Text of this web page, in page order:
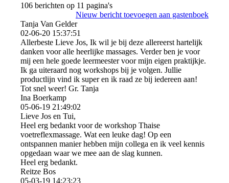
106 berichten op 11 pagina's
Nieuw bericht toevoegen aan gastenboek
Tanja Van Gelder
02-06-20 15:37:51
Allerbeste Lieve Jos, Ik wil je bij deze allereerst hartelijk
danken voor alle heerlijke massages. Verder ben je voor
mij een hele goede leermeester voor mijn eigen praktijkje.
Ik ga uiteraard nog workshops bij je volgen. Jullie
productlijn vind ik super en ik raad ze bij iedereen aan!
Tot snel weer! Gr. Tanja
Ina Boerkamp
05-06-19 21:49:02
Lieve Jos en Tui,
Heel erg bedankt voor de workshop Thaise
voetreflexmassage. Wat een leuke dag! Op een
ontspannen manier hebben mijn collega en ik veel kennis
opgedaan waar we mee aan de slag kunnen.
Heel erg bedankt.
Reitze Bos
05-03-19 14:23:23